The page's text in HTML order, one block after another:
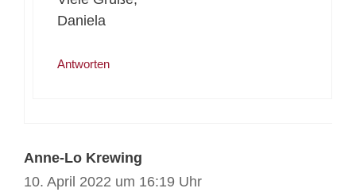
Daniela
Antworten
Anne-Lo Krewing
10. April 2022 um 16:19 Uhr